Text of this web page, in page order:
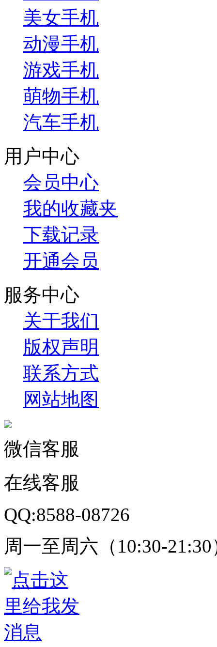
美女手机
动漫手机
游戏手机
萌物手机
汽车手机
用户中心
会员中心
我的收藏夹
下载记录
开通会员
服务中心
关于我们
版权声明
联系方式
网站地图
微信客服
在线客服
QQ:8588-08726
周一至周六（10:30-21:30